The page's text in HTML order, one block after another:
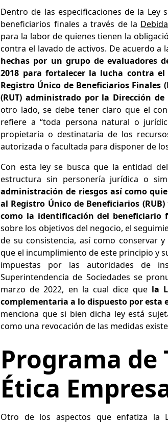
Dentro de las especificaciones de la Ley
beneficiarios finales a través de la
para la labor de quienes tienen la
contra el lavado de activos. De acuerdo
hechas por un grupo de evaluadores
2018 para fortalecer la lucha contra
Registro Único de Beneficiarios Finales
(RUT) administrado por la Dirección
otro lado, se debe tener claro que el
refiere a ‘‘toda persona natural o
propietaria o destinataria de los
autorizada o facultada para disponer de los
Con esta ley se busca que la entidad
estructura sin personería jurídica o
administración de riesgos así como
al Registro Único de Beneficiarios
como la identificación del
sobre los objetivos del negocio, el
de su consistencia, así como conservar
que el incumplimiento de este principio y
impuestas por las autoridades de
Superintendencia de Sociedades se
marzo de 2022, en la cual dice que la
complementaria a lo dispuesto por esta
menciona que si bien dicha ley está
como una revocación de las medidas
Programa de
Ética
Otro de los aspectos que enfatiza la